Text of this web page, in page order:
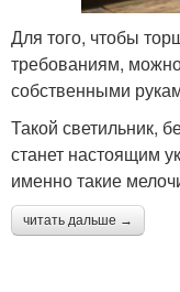
Для того, чтобы
требованиям,
собственными
Такой светильник,
станет настоящим
именно такие
читать дальше →